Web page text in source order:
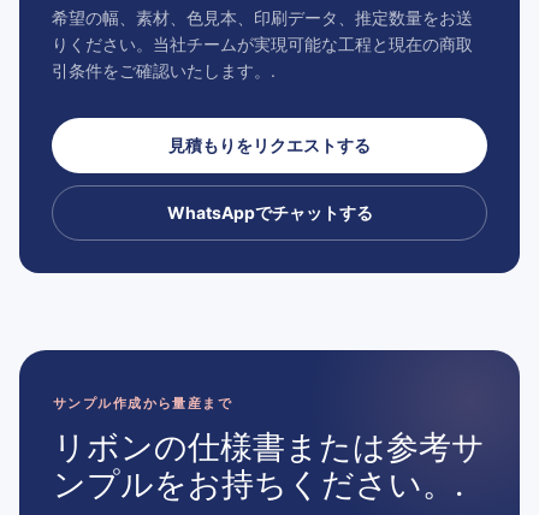
希望の幅、素材、色見本、印刷データ、推定数量をお送
りください。当社チームが実現可能な工程と現在の商取
引条件をご確認いたします。.
見積もりをリクエストする
WhatsAppでチャットする
サンプル作成から量産まで
リボンの仕様書または参考サ
ンプルをお持ちください。.